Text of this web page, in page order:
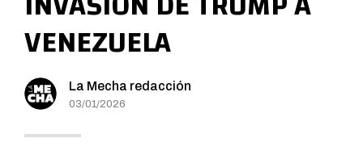
h
a
PERIODISMO DIGITAL
VENEZUELA
La Mecha redacción
03/01/2026